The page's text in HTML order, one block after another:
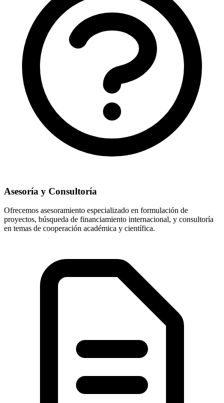
Asesoría y Consultoría
Ofrecemos asesoramiento especializado en formulación de
proyectos, búsqueda de financiamiento internacional, y consultoría
en temas de cooperación académica y científica.